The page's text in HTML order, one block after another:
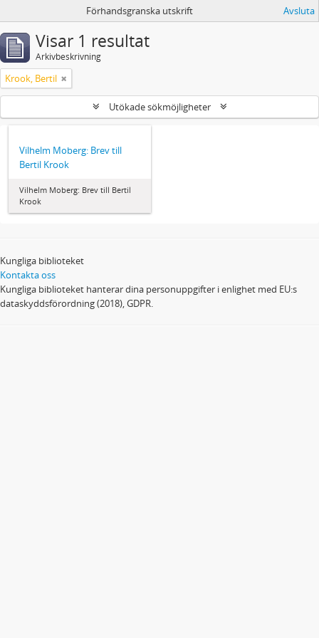
Förhandsgranska utskrift Avsluta
Visar 1 resultat
Arkivbeskrivning
Krook, Bertil
Utökade sökmöjligheter
Vilhelm Moberg: Brev till
Bertil Krook
Vilhelm Moberg: Brev till Bertil
Krook
Kungliga biblioteket
Kontakta oss
Kungliga biblioteket hanterar dina personuppgifter i enlighet med EU:s
dataskyddsförordning (2018), GDPR.